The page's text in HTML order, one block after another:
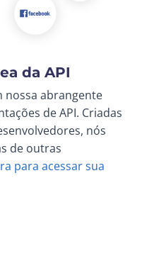
da API
nossa abrangente
de API. Criadas
nós
de outras
para acessar sua